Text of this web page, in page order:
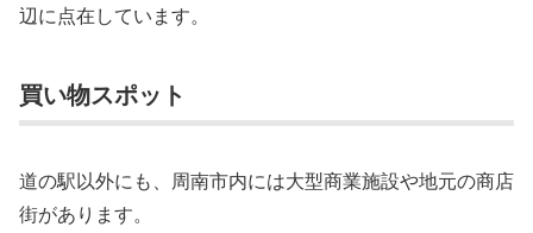
辺に点在しています。
買い物スポット
道の駅以外にも、周南市内には大型商業施設や地元の商店
街があります。